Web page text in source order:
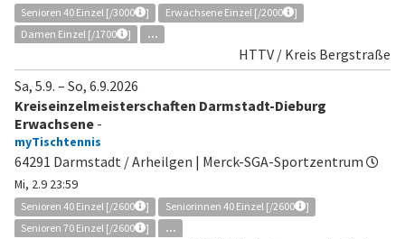
Senioren 40 Einzel [/3000 ] Erwachsene Einzel [/2000
]
Damen Einzel [/1700
] ...
HTTV / Kreis Bergstraße
Sa, 5.9. – So, 6.9.2026
Kreiseinzelmeisterschaften Darmstadt-Dieburg
Erwachsene -
myTischtennis
64291 Darmstadt / Arheilgen | Merck-SGA-Sportzentrum
Mi, 2.9 23:59
Senioren 40 Einzel [/2600 ] Seniorinnen 40 Einzel [/2600
]
Senioren 70 Einzel [/2600
] ...